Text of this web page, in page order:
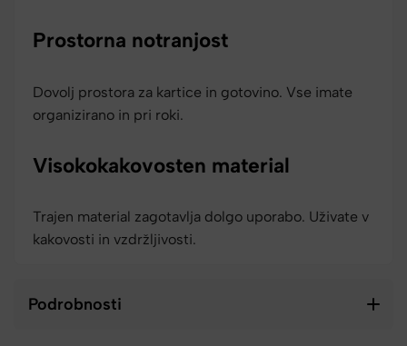
Prostorna notranjost
Dovolj prostora za kartice in gotovino. Vse imate
organizirano in pri roki.
Visokokakovosten material
Trajen material zagotavlja dolgo uporabo. Uživate v
kakovosti in vzdržljivosti.
Podrobnosti